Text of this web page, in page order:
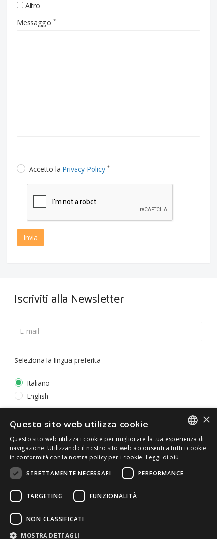
Altro
Messaggio *
Accetto la Privacy Policy *
Invia
Iscriviti alla Newsletter
Seleziona la lingua preferita
Italiano
English
© 2026 ERGA srl - P.IVA 11173870152 | HALIDON srl -
ITALIAN
×
Questo sito web utilizza cookie
Questo sito web utilizza i cookie per migliorare la tua esperienza di
navigazione. Utilizzando il nostro sito web acconsenti a tutti i cookie
in conformità con la nostra policy per i cookie. Leggi di più
STRETTAMENTE NECESSARI
PERFORMANCE
TARGETING FUNZIONALITÀ
NON CLASSIFICATI
MOSTRA DETTAGLI